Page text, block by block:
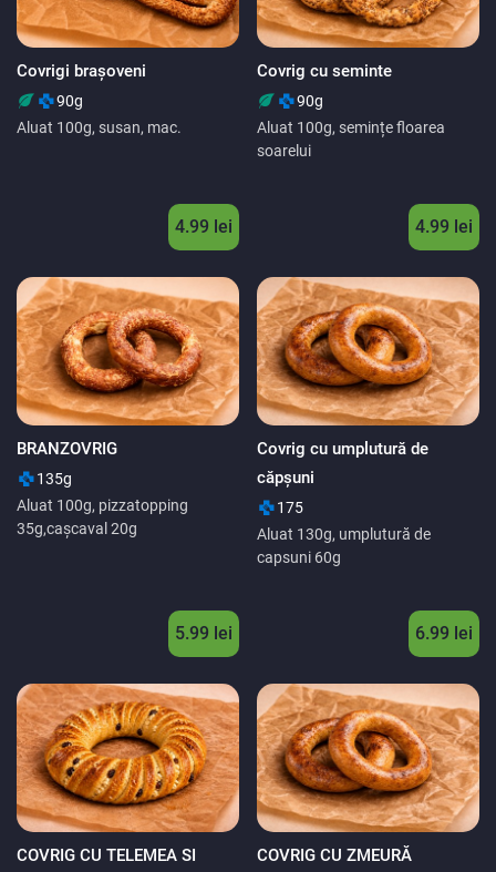
Covrigi brașoveni
90g
Aluat 100g, susan, mac.
4.99 lei
Covrig cu seminte
90g
Aluat 100g, semințe floarea
soarelui
4.99 lei
BRANZOVRIG
135g
Aluat 100g, pizzatopping
35g,cașcaval 20g
5.99 lei
Covrig cu umplutură de
căpşuni
175
Aluat 130g, umplutură de
capsuni 60g
6.99 lei
COVRIG CU TELEMEA SI
COVRIG CU ZMEURĂ